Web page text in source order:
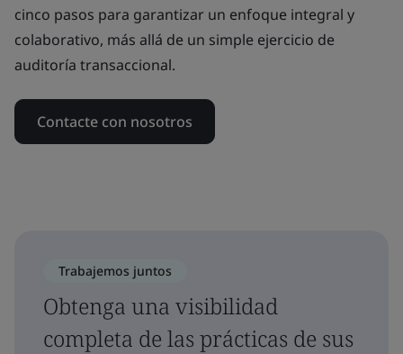
cinco pasos para garantizar un enfoque integral y
colaborativo, más allá de un simple ejercicio de
auditoría transaccional.
Contacte con nosotros
Trabajemos juntos
Obtenga una visibilidad
completa de las prácticas de sus